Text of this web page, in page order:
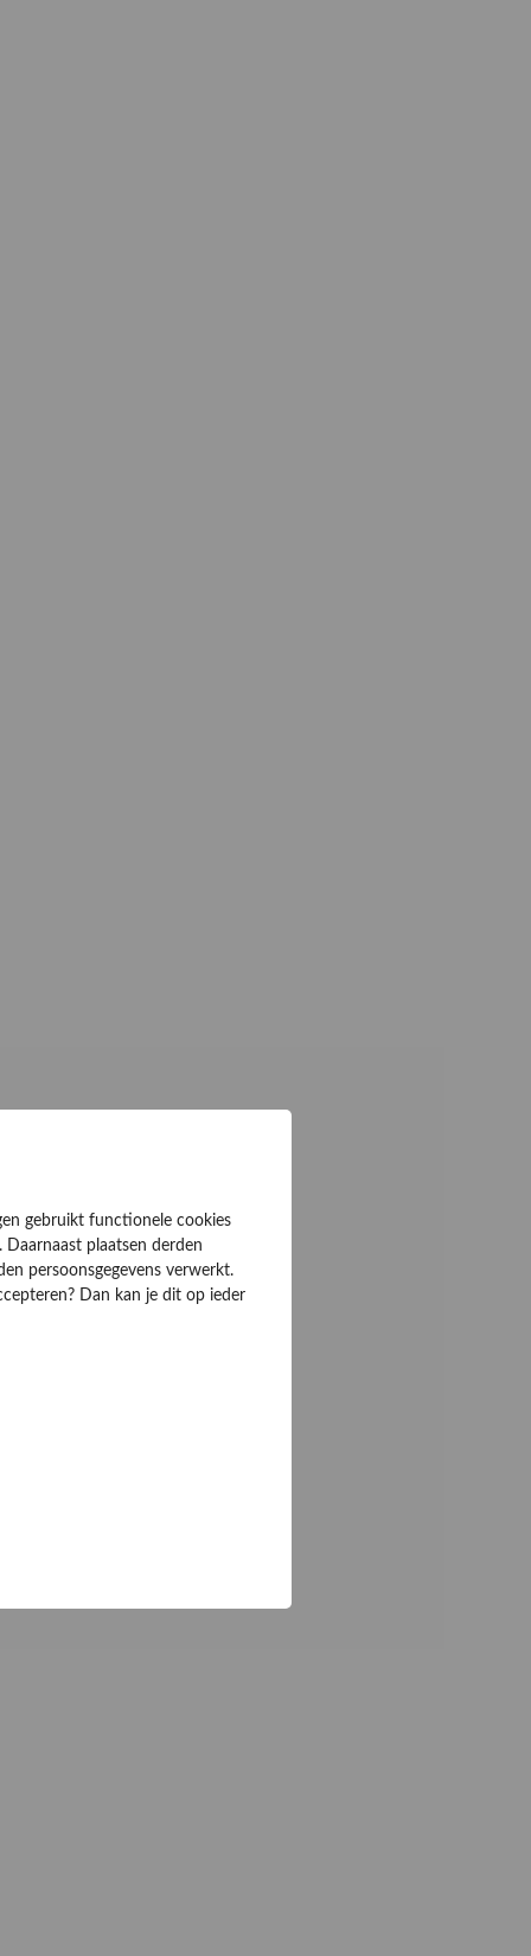
gebruikt functionele cookies
plaatsen derden
persoonsgegevens verwerkt.
Dan kan je dit op ieder